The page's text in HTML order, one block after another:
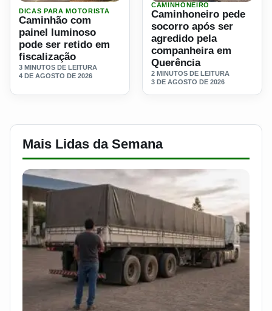
Ler materia: Caminhão com painel luminoso pode ser
DICAS PARA MOTORISTA
Caminhão com
painel luminoso
pode ser retido em
fiscalização
3 MINUTOS DE LEITURA
4 DE AGOSTO DE 2026
Ler materia: Caminhoneiro
CAMINHONEIRO
Caminhoneiro pede
socorro após ser
agredido pela
companheira em
Querência
2 MINUTOS DE LEITURA
3 DE AGOSTO DE 2026
Mais Lidas da Semana